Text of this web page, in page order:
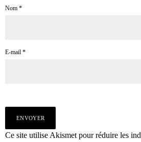
Nom *
E-mail *
Ce site utilise Akismet pour réduire les